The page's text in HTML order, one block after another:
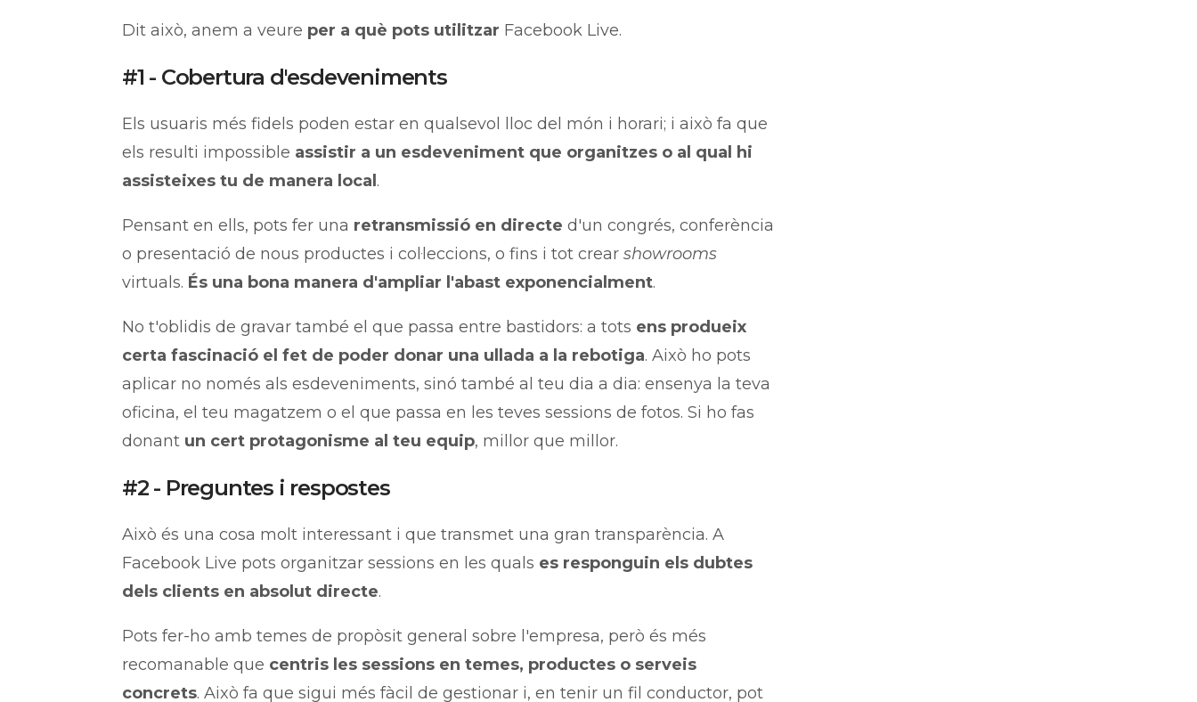
Dit això, anem a veure per a què pots utilitzar Facebook Live.
#1 - Cobertura d'esdeveniments
Els usuaris més fidels poden estar en qualsevol lloc del món i horari; i això fa que
els resulti impossible assistir a un esdeveniment que organitzes o al qual hi
assisteixes tu de manera local .
Pensant en ells, pots fer una retransmissió en directe d'un congrés, conferència
o presentació de nous productes i col·leccions, o fins i tot crear showrooms
virtuals. És una bona manera d'ampliar l'abast exponencialment.
No t'oblidis de gravar també el que passa entre bastidors: a tots ens produeix
certa fascinació el fet de poder donar una ullada a la rebotiga. Això ho pots
aplicar no només als esdeveniments, sinó també al teu dia a dia: ensenya la teva
oficina, el teu magatzem o el que passa en les teves sessions de fotos. Si ho fas
donant un cert protagonisme al teu equip, millor que millor.
#2 - Preguntes i respostes
Això és una cosa molt interessant i que transmet una gran transparència. A
Facebook Live pots organitzar sessions en les quals es responguin els dubtes
dels clients en absolut directe.
Pots fer-ho amb temes de propòsit general sobre l'empresa, però és més
recomanable que centris les sessions en temes, productes o serveis
concrets. Això fa que sigui més fàcil de gestionar i, en tenir un fil conductor, pot